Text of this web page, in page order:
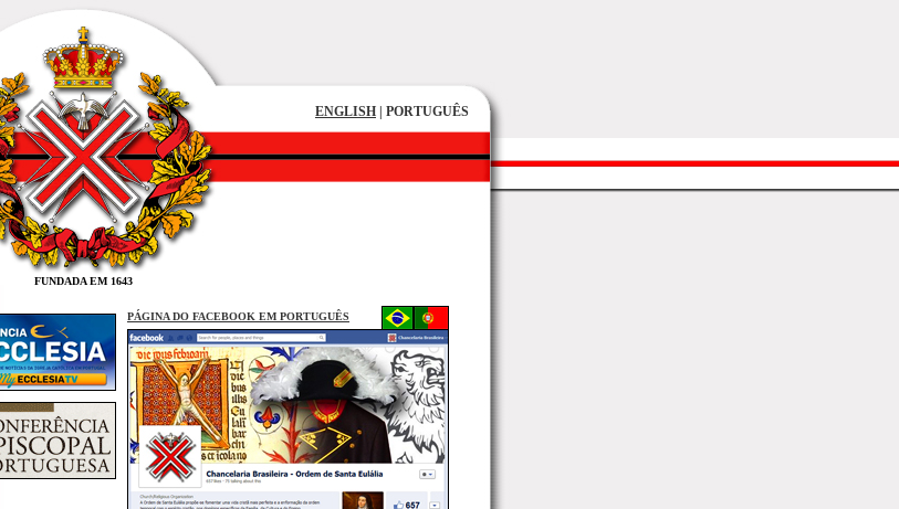
ENGLISH | PORTUGUÊS
FUNDADA EM 1643
PÁGINA DO FACEBOOK EM PORTUGUÊS